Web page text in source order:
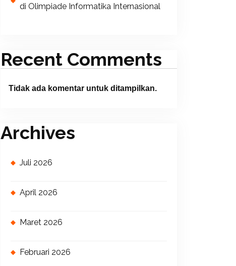
di Olimpiade Informatika Internasional
Recent Comments
Tidak ada komentar untuk ditampilkan.
Archives
Juli 2026
April 2026
Maret 2026
Februari 2026